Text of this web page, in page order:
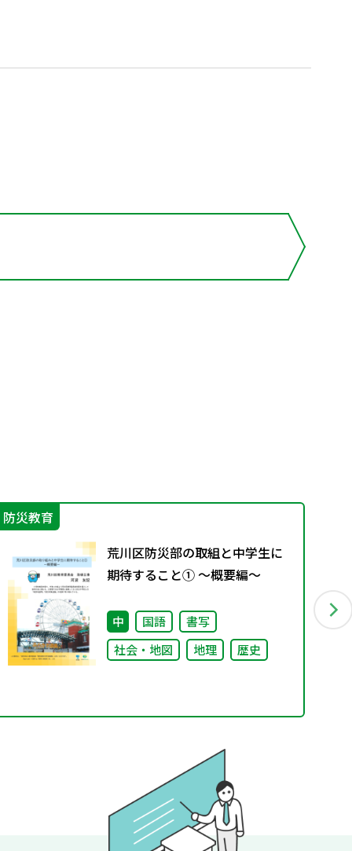
防災教育
荒川区防災部の取組と中学生に
期待すること① ～概要編～
中 国語
書写
社会・地図
地理 歴史